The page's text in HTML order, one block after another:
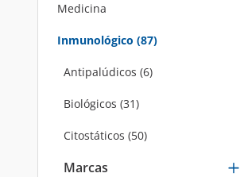
Medicina
Refine by Categorías: Medicina
Inmunológico (87)
selected Currently Refined by
Antipalúdicos (6)
Refine by Categorías: Antipalúdicos
Biológicos (31)
Refine by Categorías: Biológicos
Citostáticos (50)
Refine by Categorías: Citostáticos
Marcas